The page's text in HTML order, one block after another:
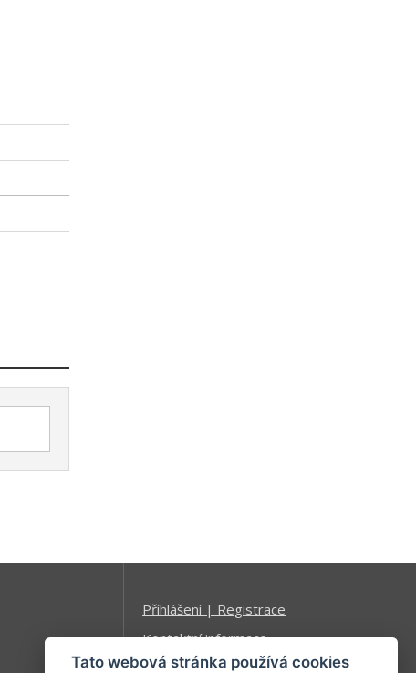
Příhlášení | Registrace
Kontaktní informace
Mapa stránek
Tato webová stránka používá cookies